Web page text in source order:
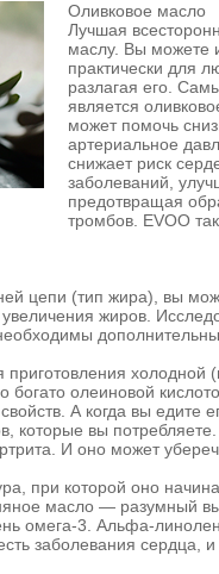
Оливковое масло
Лучшая
маслу. Вы можете
практически для
разлагая его.
является
может помочь
артериальное
снижает риск
заболеваний,
предотвращая
тромбов. EVOO
цепи (тип жира), вы
жиров.
холодной
олеиновой
А когда вы едите
которые вы
И оно может
при которой оно
масло — разумный
омега-3. Альфа-
заболевания сердца,